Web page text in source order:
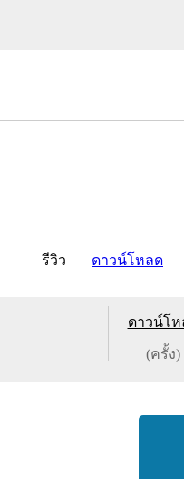
รีวิว ดาวน์โหลด
ดาวน์โ
(ครั้ง)